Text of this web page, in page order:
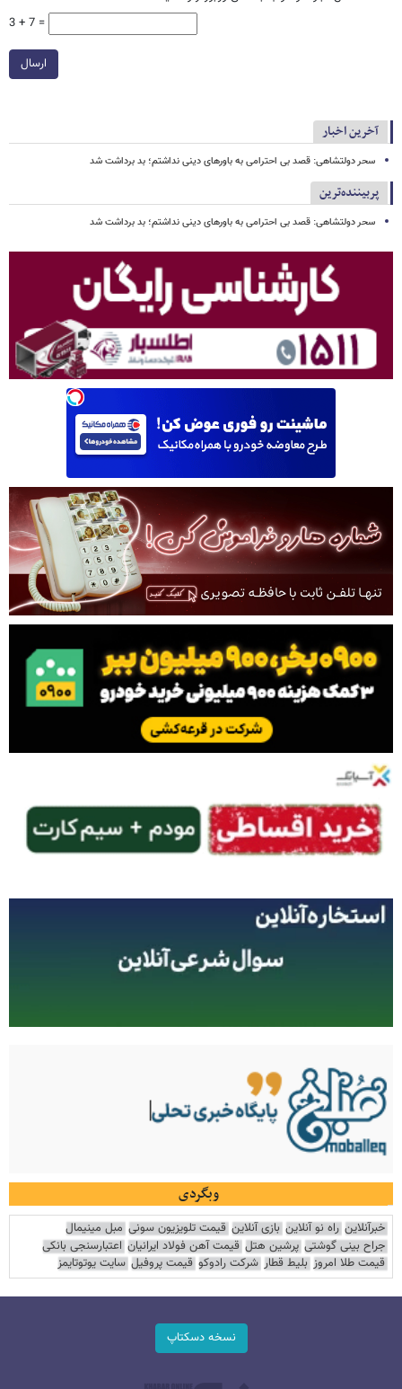
3 + 7 =
ارسال
آخرین اخبار
سحر دولتشاهی: قصد بی احترامی به باورهای دینی نداشتم؛ بد برداشت شد
پربیننده‌ترین
سحر دولتشاهی: قصد بی احترامی به باورهای دینی نداشتم؛ بد برداشت شد
وبگردی
خبرآنلاین راه نو آنلاین بازی آنلاین قیمت تلویزیون سونی مبل مینیمال
جراح بینی گوشتی پرشین هتل قیمت آهن فولاد ایرانیان اعتبارسنجی بانکی
قیمت طلا امروز بلیط قطار شرکت رادوکو قیمت پروفیل سایت یوتوتایمز
نسخه دسکتاپ